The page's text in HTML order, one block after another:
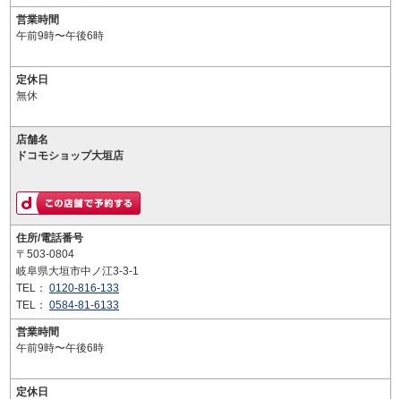
営業時間
午前9時〜午後6時
定休日
無休
店舗名
ドコモショップ大垣店
住所/電話番号
〒503-0804
岐阜県大垣市中ノ江3-3-1
TEL： 0120-816-133
TEL： 0584-81-6133
営業時間
午前9時〜午後6時
定休日